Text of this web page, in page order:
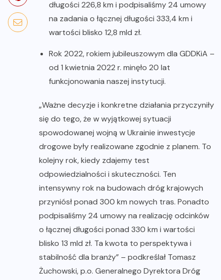
długości 226,8 km i podpisaliśmy 24 umowy
na zadania o łącznej długości 333,4 km i
wartości blisko 12,8 mld zł.
Rok 2022, rokiem jubileuszowym dla GDDKiA –
od 1 kwietnia 2022 r. minęło 20 lat
funkcjonowania naszej instytucji.
„Ważne decyzje i konkretne działania przyczyniły
się do tego, że w wyjątkowej sytuacji
spowodowanej wojną w Ukrainie inwestycje
drogowe były realizowane zgodnie z planem. To
kolejny rok, kiedy zdajemy test
odpowiedzialności i skuteczności. Ten
intensywny rok na budowach dróg krajowych
przyniósł ponad 300 km nowych tras. Ponadto
podpisaliśmy 24 umowy na realizację odcinków
o łącznej długości ponad 330 km i wartości
blisko 13 mld zł. Ta kwota to perspektywa i
stabilność dla branży” – podkreślał Tomasz
Żuchowski, p.o. Generalnego Dyrektora Dróg